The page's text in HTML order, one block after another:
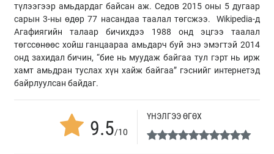
түлээгээр амьдардаг байсан аж. Седов 2015 оны 5 дугаар
сарын 3-ны өдөр 77 насандаа таалал төгсжээ. Wikipedia-д
Агафиягийн талаар бичихдээ 1988 онд эцгээ таалал
төгссөнөөс хойш ганцаараа амьдарч буй энэ эмэгтэй 2014
онд захидал бичин, “бие нь муудаж байгаа тул гэрт нь ирж
хамт амьдран туслах хүн хайж байгаа” гэснийг интернетэд
байрлуулсан байдаг.
9.5/10
ҮНЭЛГЭЭ ӨГӨХ